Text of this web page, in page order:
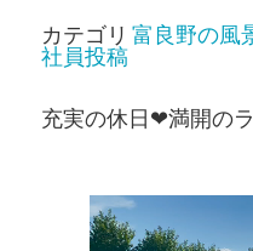
カテゴリ 富良野の風
社員投稿
充実の休日❤満開の